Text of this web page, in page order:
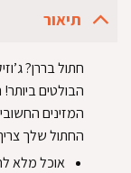
תיאור
חתול בררן?
הבולטים
המזינים
החתול שלך
‏אוכל מלא